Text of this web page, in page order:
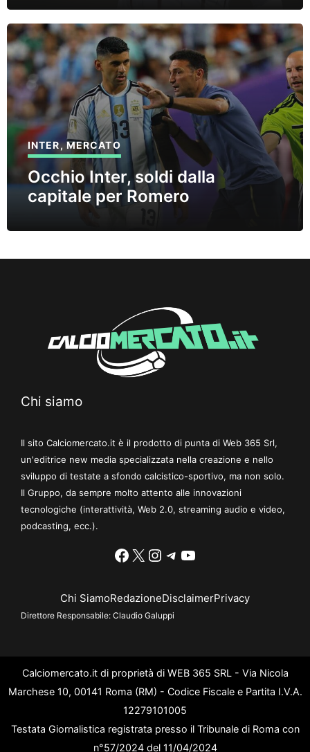
INTER,MERCATO
Occhio Inter, soldi dalla
capitale per Romero
Chi siamo
Il sito Calciomercato.it è il prodotto di punta di Web 365 Srl,
un'editrice new media specializzata nella creazione e nello
sviluppo di testate a sfondo calcistico-sportivo, ma non solo.
Il Gruppo, da sempre molto attento alle innovazioni
tecnologiche (interattività, Web 2.0, streaming audio e video,
podcasting, ecc.).
Facebook
X Instagram
Telegram
YouTube
Chi SiamoRedazioneDisclaimerPrivacy
Direttore Responsabile: Claudio Galuppi
Calciomercato.it di proprietà di WEB 365 SRL - Via Nicola
Marchese 10, 00141 Roma (RM) - Codice Fiscale e Partita I.V.A.
12279101005
Testata Giornalistica registrata presso il Tribunale di Roma con
n°57/2024 del 11/04/2024